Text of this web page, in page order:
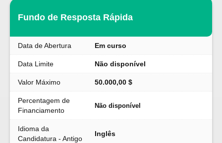
Fundo de Resposta Rápida
Data de Abertura Em curso
Data Limite Não disponível
Valor Máximo 50.000,00 $
Percentagem de
Financiamento
Não disponível
Idioma da
Candidatura - Antigo
Inglês